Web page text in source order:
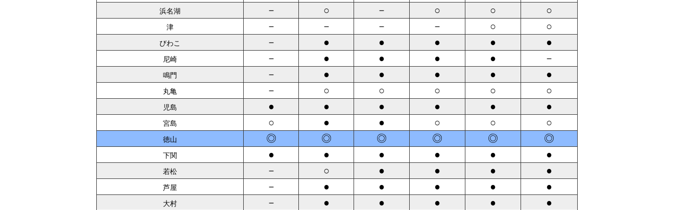
浜名湖 － ○ － ○ ○ ○
津 － － － － ○ ○
びわこ － ● ● ● ● ●
尼崎 － ● ● ● ● －
鳴門 － ● ● ● ● ●
丸亀 － ○ ○ ○ ○ ○
児島 ● ● ● ● ● ●
宮島 ○ ● ● ○ ○ ○
徳山 ◎ ◎ ◎ ◎ ◎ ◎
下関 ● ● ● ● ● ●
若松 － ○ ● ● ● ●
芦屋 － ● ● ● ● ●
大村 － ● ● ● ● ●